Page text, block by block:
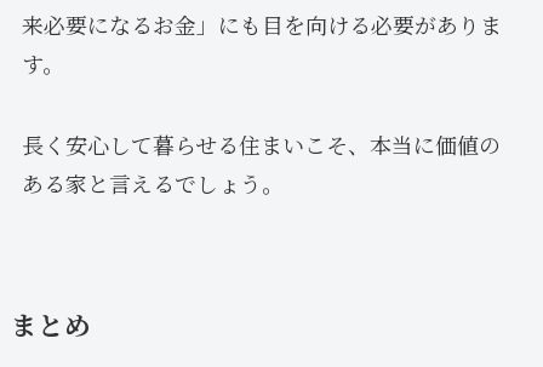
来必要になるお金」にも目を向ける必要がありま
す。
長く安心して暮らせる住まいこそ、本当に価値の
ある家と言えるでしょう。
まとめ